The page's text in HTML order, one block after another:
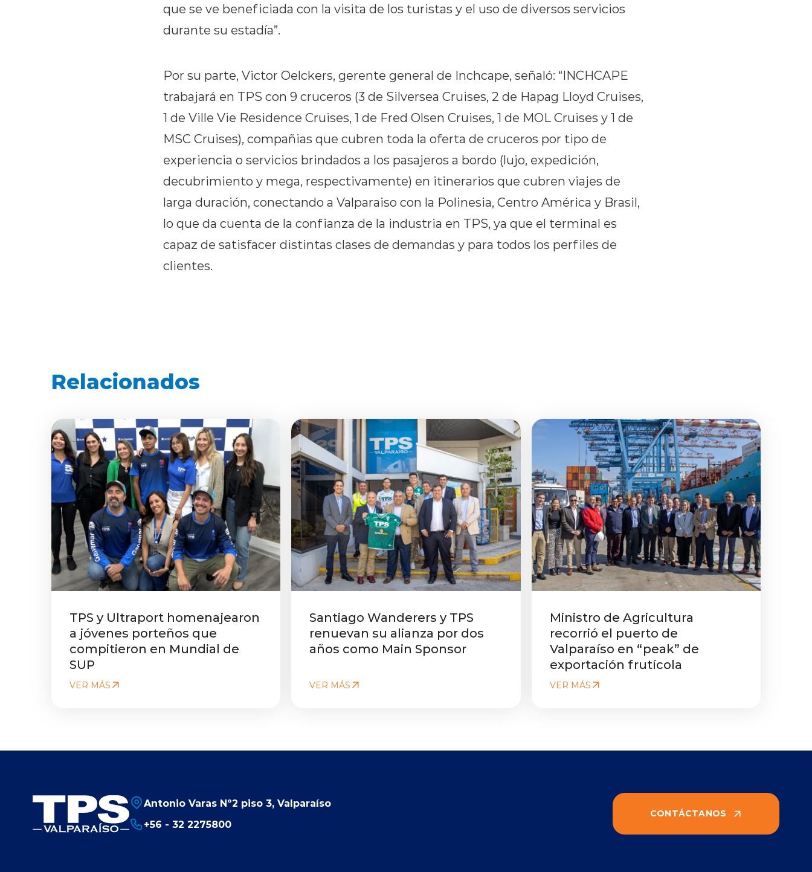
que se ve beneficiada con la visita de los turistas y el uso de diversos servicios
durante su estadía”.
Por su parte, Victor Oelckers, gerente general de Inchcape, señaló: “INCHCAPE
trabajará en TPS con 9 cruceros (3 de Silversea Cruises, 2 de Hapag Lloyd Cruises,
1 de Ville Vie Residence Cruises, 1 de Fred Olsen Cruises, 1 de MOL Cruises y 1 de
MSC Cruises), compañias que cubren toda la oferta de cruceros por tipo de
experiencia o servicios brindados a los pasajeros a bordo (lujo, expedición,
decubrimiento y mega, respectivamente) en itinerarios que cubren viajes de
larga duración, conectando a Valparaiso con la Polinesia, Centro América y Brasil,
lo que da cuenta de la confianza de la industria en TPS, ya que el terminal es
capaz de satisfacer distintas clases de demandas y para todos los perfiles de
clientes.
Relacionados
TPS y Ultraport homenajearon
a jóvenes porteños que
compitieron en Mundial de
SUP
VER MÁS
Santiago Wanderers y TPS
renuevan su alianza por dos
años como Main Sponsor
VER MÁS
Ministro de Agricultura
recorrió el puerto de
Valparaíso en “peak” de
exportación frutícola
VER MÁS
Antonio Varas Nº2 piso 3, Valparaíso
+56 - 32 2275800
CONTÁCTANOS